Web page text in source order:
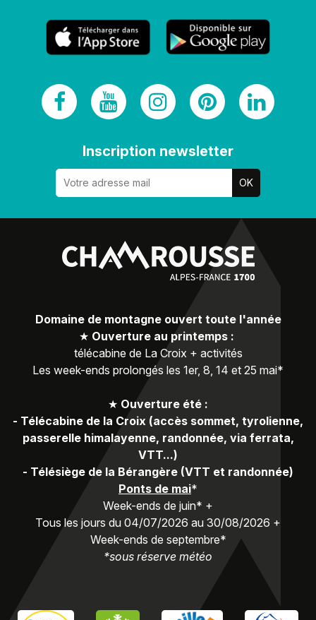
Inscription newsletter
Domaine de montagne ouvert toute l'année
★ Ouverture au printemps :
télécabine de La Croix + activités
Les week-ends prolongés les 1er, 8, 14 et 25 mai*
★ Ouverture été :
- Télécabine de la Croix (accès sommet, tyrolienne,
passerelle himalayenne, randonnée, via ferrata,
VTT...)
- Télésiège de la Bérangère (VTT et randonnée)
Ponts de mai*
Week-ends de juin* +
Tous les jours du 04/07/2026 au 30/08/2026 +
Week-ends de septembre*
*sous réserve météo